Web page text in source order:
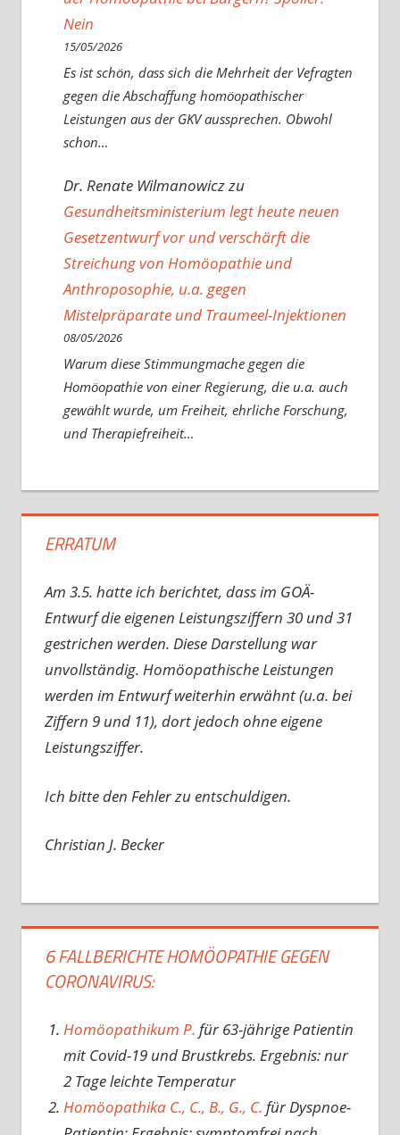
Nein
15/05/2026
Es ist schön, dass sich die Mehrheit der Vefragten
gegen die Abschaffung homöopathischer
Leistungen aus der GKV aussprechen. Obwohl
schon…
Dr. Renate Wilmanowiczzu
Gesundheitsministerium legt heute neuen
Gesetzentwurf vor und verschärft die
Streichung von Homöopathie und
Anthroposophie, u.a. gegen
Mistelpräparate und Traumeel-Injektionen
08/05/2026
Warum diese Stimmungmache gegen die
Homöopathie von einer Regierung, die u.a. auch
gewählt wurde, um Freiheit, ehrliche Forschung,
und Therapiefreiheit…
ERRATUM
Am 3.5. hatte ich berichtet, dass im GOÄ-
Entwurf die eigenen Leistungsziffern 30 und 31
gestrichen werden. Diese Darstellung war
unvollständig. Homöopathische Leistungen
werden im Entwurf weiterhin erwähnt (u.a. bei
Ziffern 9 und 11), dort jedoch ohne eigene
Leistungsziffer.
Ich bitte den Fehler zu entschuldigen.
Christian J. Becker
6 FALLBERICHTE HOMÖOPATHIE GEGEN
CORONAVIRUS:
Homöopathikum P. für 63-jährige Patientin
mit Covid-19 und Brustkrebs. Ergebnis: nur
2 Tage leichte Temperatur
Homöopathika C., C., B., G., C. für Dyspnoe-